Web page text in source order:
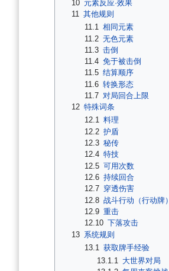
10 元素反应·效果
11 其他规则
11.1 相同元素
11.2 无色元素
11.3 击倒
11.4 免于被击倒
11.5 结算顺序
11.6 转换形态
11.7 对局回合上限
12 特殊词条
12.1 料理
12.2 护盾
12.3 秘传
12.4 特技
12.5 可用次数
12.6 持续回合
12.7 穿透伤害
12.8 战斗行动（行动牌）
12.9 重击
12.10 下落攻击
13 系统规则
13.1 获取牌手经验
13.1.1
大世界对局